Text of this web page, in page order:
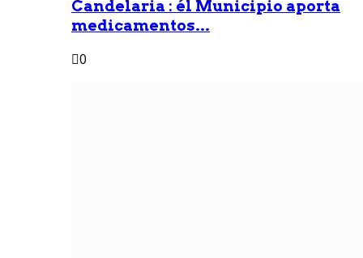
Candelaria : él Municipio aporta
medicamentos...
0